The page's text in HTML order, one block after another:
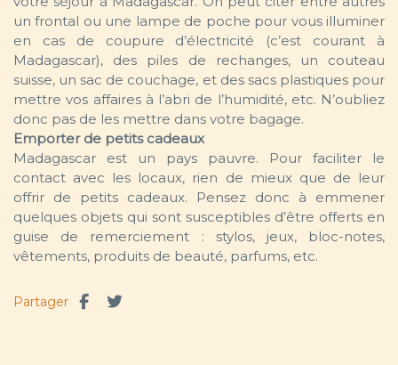
un frontal ou une lampe de poche pour vous illuminer
en cas de coupure d’électricité (c’est courant à
Madagascar), des piles de rechanges, un couteau
suisse, un sac de couchage, et des sacs plastiques pour
mettre vos affaires à l’abri de l’humidité, etc. N’oubliez
donc pas de les mettre dans votre bagage.
Emporter de petits cadeaux
Madagascar est un pays pauvre. Pour faciliter le
contact avec les locaux, rien de mieux que de leur
offrir de petits cadeaux. Pensez donc à emmener
quelques objets qui sont susceptibles d’être offerts en
guise de remerciement : stylos, jeux, bloc-notes,
vêtements, produits de beauté, parfums, etc.
Partager